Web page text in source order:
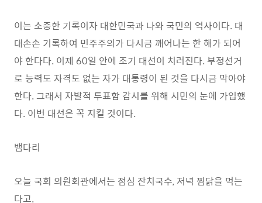
이는 소중한 기록이자 대한민국과 나와 국민의 역사이다. 대
대손손 기록하여 민주주의가 다시금 깨어나는 한 해가 되어
야 한다다. 이제 60일 안에 조기 대선이 치러진다. 부정선거
로 능력도 자격도 없는 자가 대통령이 된 것을 다시금 막아야
한다. 그래서 자발적 투표함 감시를 위해 시민의 눈에 가입했
다. 이번 대선은 꼭 지킬 것이다.
뱀다리
오늘 국회 의원회관에서는 점심 잔치국수, 저녁 찜닭을 먹는
다고.